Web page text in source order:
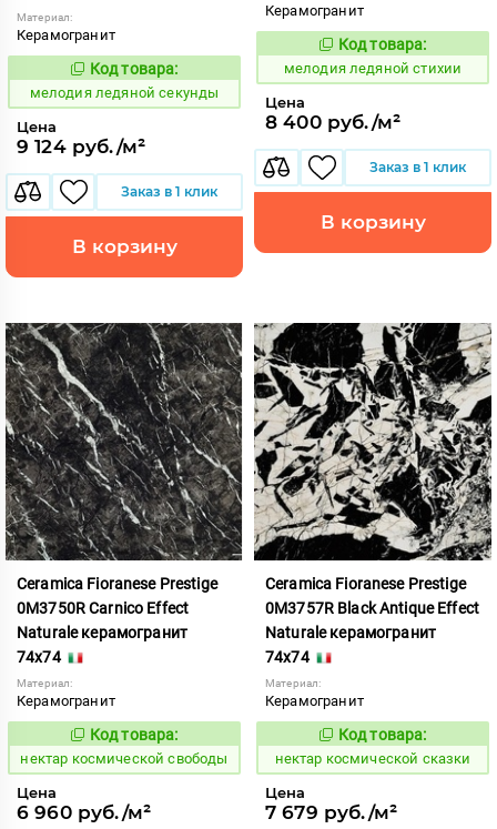
Материал:
Керамогранит
958837
Код товара:
мелодия ледяной секунды
Цена
9 124 руб./м²
Заказ в 1 клик
В корзину
Керамогранит
958848
Код товара:
мелодия ледяной стихии
Цена
8 400 руб./м²
Заказ в 1 клик
В корзину
Ceramica Fioranese Prestige
0M3750R Carnico Effect
Naturale керамогранит
74x74
Материал:
Керамогранит
1129960
Код товара:
нектар космической свободы
Цена
6 960 руб./м²
Ceramica Fioranese Prestige
0M3757R Black Antique Effect
Naturale керамогранит
74x74
Материал:
Керамогранит
1129965
Код товара:
нектар космической сказки
Цена
7 679 руб./м²